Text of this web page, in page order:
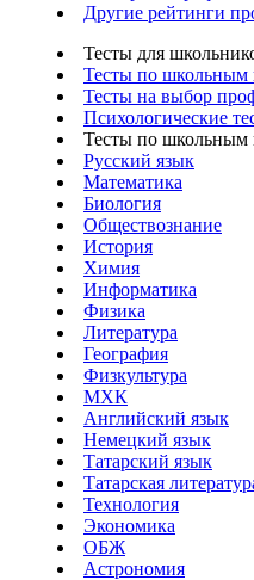
Другие рейтинги
Тесты для
Тесты по школьным
Тесты на выбор
Психологические
Тесты по школьным
Русский язык
Математика
Биология
Обществознание
История
Химия
Информатика
Физика
Литература
География
Физкультура
МХК
Английский язык
Немецкий язык
Татарский язык
Татарская
Технология
Экономика
ОБЖ
Астрономия